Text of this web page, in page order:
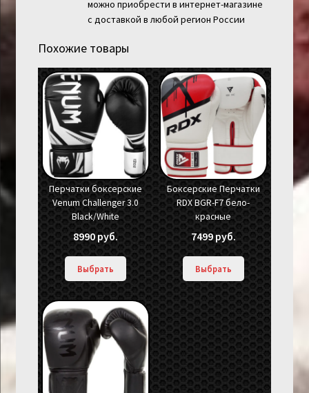
можно приобрести в интернет-магазине
с доставкой в любой регион России
Похожие товары
Перчатки боксерские
Venum Challenger 3.0
Black/White
8990 руб.
Выбрать
Боксерские Перчатки
RDX BGR-F7 бело-
красные
7499 руб.
Выбрать